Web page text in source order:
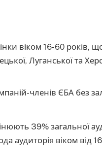
віком 16-60 років,
Луганської та
членів ЄБА без
39% загальної
аудиторія віком від